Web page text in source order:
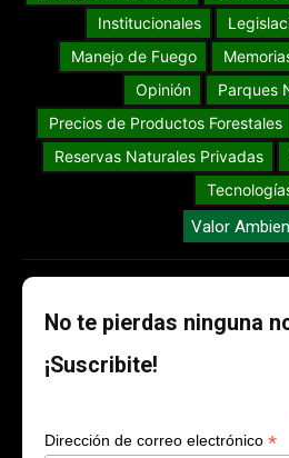
Institucionales
Manejo de Fuego
Opinión
Parques
Precios de Productos Forestales
Reservas Naturales Privadas
Valor
No te pierdas ninguna
¡Suscribite!
Dirección de correo electrónico *